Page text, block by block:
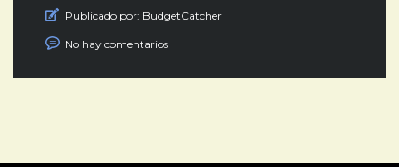
Publicado por: BudgetCatcher
No hay comentarios